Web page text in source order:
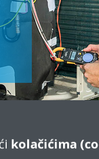
kolačićima